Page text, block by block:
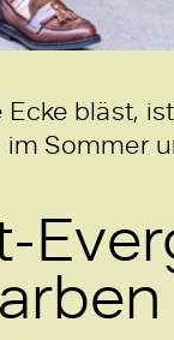
bläst,
Sommer